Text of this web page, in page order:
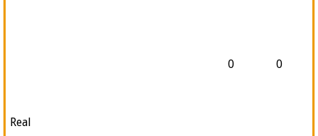
Real
0 0